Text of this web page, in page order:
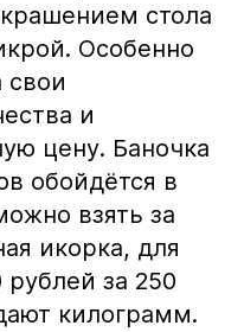
стола
Особенно
свои
и
цену. Баночка
обойдётся в
взять за
икорка, для
рублей за 250
килограмм.